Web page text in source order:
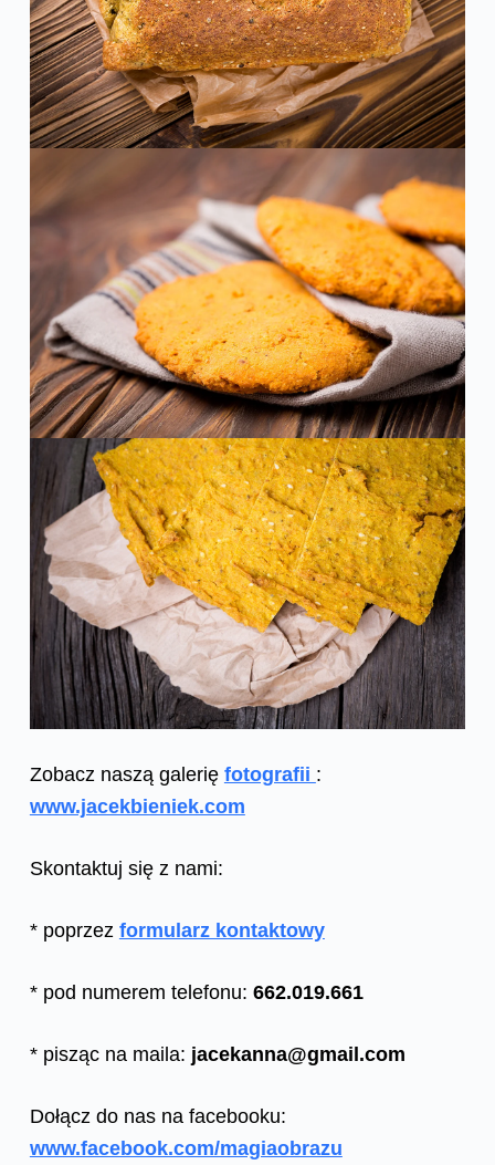
Zobacz naszą galerię fotografii :
www.jacekbieniek.com
Skontaktuj się z nami:
* poprzez formularz kontaktowy
* pod numerem telefonu: 662.019.661
* pisząc na maila: jacekanna@gmail.com
Dołącz do nas na facebooku:
www.facebook.com/magiaobrazu